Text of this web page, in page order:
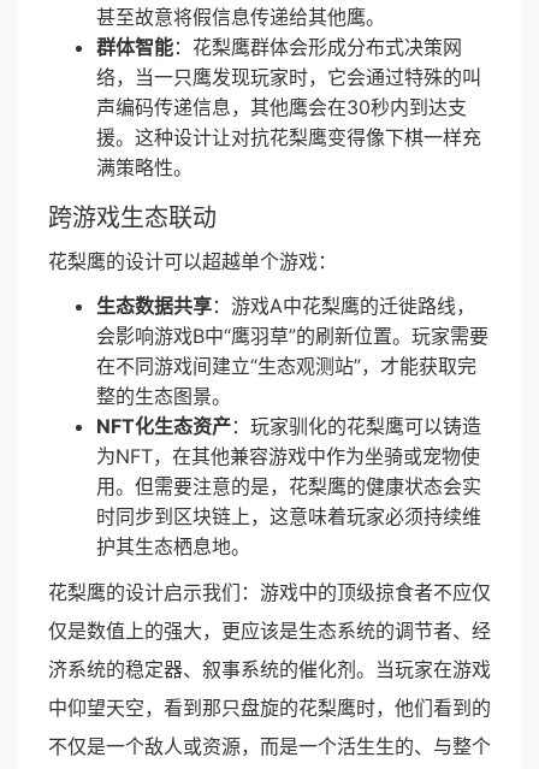
甚至故意将假信息传递给其他鹰。
群体智能：花梨鹰群体会形成分布式决策网
络，当一只鹰发现玩家时，它会通过特殊的叫
声编码传递信息，其他鹰会在30秒内到达支
援。这种设计让对抗花梨鹰变得像下棋一样充
满策略性。
跨游戏生态联动
花梨鹰的设计可以超越单个游戏：
生态数据共享：游戏A中花梨鹰的迁徙路线，
会影响游戏B中“鹰羽草”的刷新位置。玩家需要
在不同游戏间建立“生态观测站”，才能获取完
整的生态图景。
NFT化生态资产：玩家驯化的花梨鹰可以铸造
为NFT，在其他兼容游戏中作为坐骑或宠物使
用。但需要注意的是，花梨鹰的健康状态会实
时同步到区块链上，这意味着玩家必须持续维
护其生态栖息地。
花梨鹰的设计启示我们：游戏中的顶级掠食者不应仅
仅是数值上的强大，更应该是生态系统的调节者、经
济系统的稳定器、叙事系统的催化剂。当玩家在游戏
中仰望天空，看到那只盘旋的花梨鹰时，他们看到的
不仅是一个敌人或资源，而是一个活生生的、与整个